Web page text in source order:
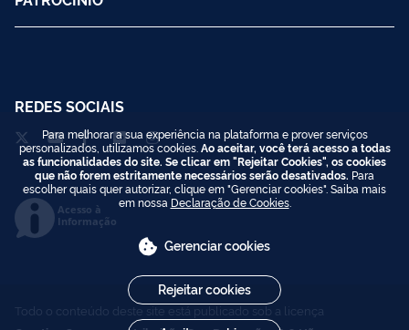
REDES SOCIAIS
Acesso à
Informação
Todo o conteúdo deste site está publicado sob a licença
Para melhorar a sua experiência na plataforma e prover serviços
personalizados, utilizamos cookies. Ao aceitar, você terá acesso a todas
as funcionalidades do site. Se clicar em "Rejeitar Cookies", os cookies
que não forem estritamente necessários serão desativados. Para
escolher quais quer autorizar, clique em "Gerenciar cookies". Saiba mais
em nossa Declaração de Cookies.
Gerenciar cookies
Rejeitar cookies